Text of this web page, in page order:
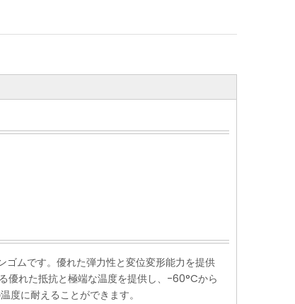
ムです。優れた弾力性と変位変形能力を提供
優れた抵抗と極端な温度を提供し、-60°Cから
に耐えることができます。